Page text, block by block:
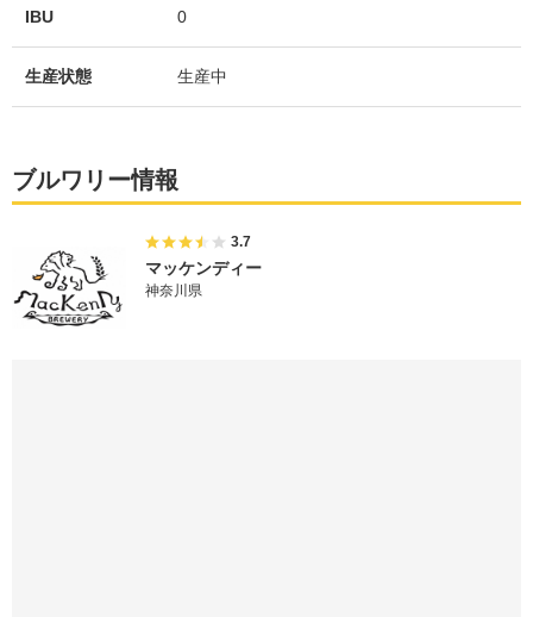
IBU 0
生産状態 生産中
ブルワリー情報
3.7
マッケンディー
神奈川県